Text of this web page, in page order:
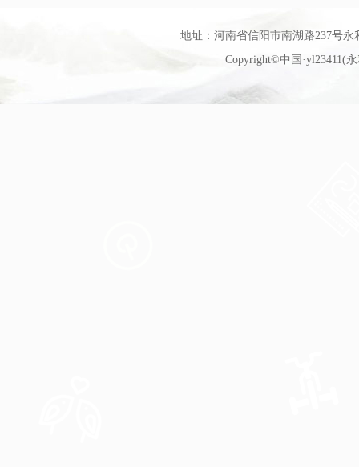
地址：河南省信阳市南湖路237号永
Copyright©中国·yl23411(